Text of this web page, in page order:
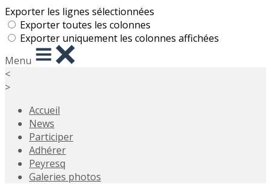
Exporter les lignes sélectionnées
Exporter toutes les colonnes
Exporter uniquement les colonnes affichées
Menu
<
>
Accueil
News
Participer
Adhérer
Peyresq
Galeries photos